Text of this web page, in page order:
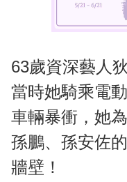
63歲資深藝人
當時她騎乘電
車輛暴衝，她
孫鵬、孫安佐
牆壁！